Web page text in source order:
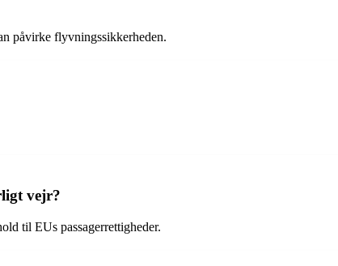
påvirke flyvningssikkerheden.
vejr?
til EUs passagerrettigheder.